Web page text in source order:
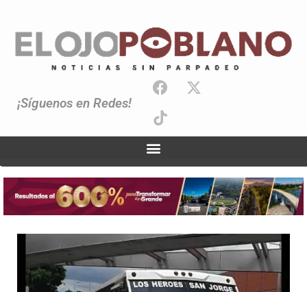
¡Síguenos en Redes!